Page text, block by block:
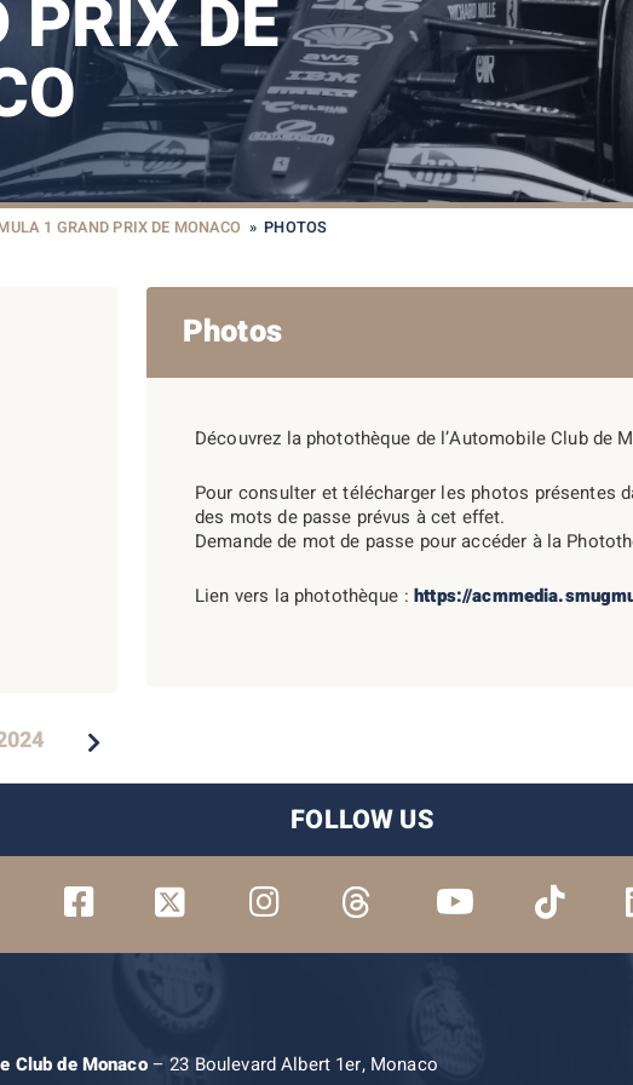
PRIX DE
1 GRAND PRIX DE MONACO »PHOTOS
Photos
Découvrez la photothèque de l’Automobile Club de
Pour consulter et télécharger les photos présentes
des mots de passe prévus à cet effet.
Demande de mot de passe pour accéder à la
Lien vers la photothèque :https://
FOLLOW US
Club de Monaco– 23 Boulevard Albert 1er, Monaco